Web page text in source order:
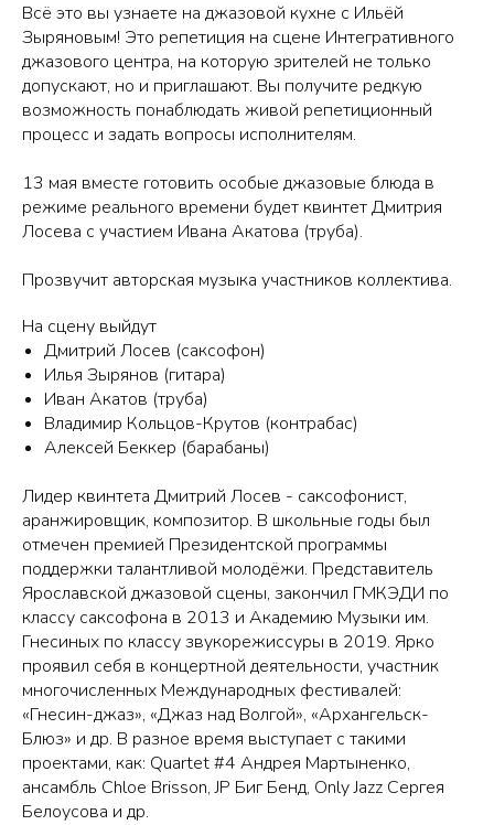
Всё это вы узнаете на джазовой кухне с Ильёй
Зыряновым! Это репетиция на сцене Интегративного
джазового центра, на которую зрителей не только
допускают, но и приглашают. Вы получите редкую
возможность понаблюдать живой репетиционный
процесс и задать вопросы исполнителям.
13 мая вместе готовить особые джазовые блюда в
режиме реального времени будет квинтет Дмитрия
Лосева с участием Ивана Акатова (труба).
Прозвучит авторская музыка участников коллектива.
На сцену выйдут
Дмитрий Лосев (саксофон)
Илья Зырянов (гитара)
Иван Акатов (труба)
Владимир Кольцов-Крутов (контрабас)
Алексей Беккер (барабаны)
Лидер квинтета Дмитрий Лосев - саксофонист,
аранжировщик, композитор. В школьные годы был
отмечен премией Президентской программы
поддержки талантливой молодёжи. Представитель
Ярославской джазовой сцены, закончил ГМКЭДИ по
классу саксофона в 2013 и Академию Музыки им.
Гнесиных по классу звукорежиссуры в 2019. Ярко
проявил себя в концертной деятельности, участник
многочисленных Международных фестивалей:
«Гнесин-джаз», «Джаз над Волгой», «Архангельск-
Блюз» и др. В разное время выступает с такими
проектами, как: Quartet #4 Андрея Мартыненко,
ансамбль Chloe Brisson, JP Биг Бенд, Only Jazz Сергея
Белоусова и др.